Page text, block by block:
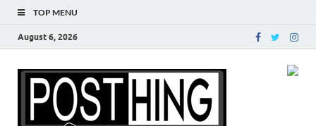
TOP MENU
August 6, 2026